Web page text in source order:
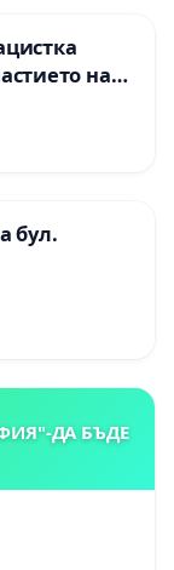
на
бул.
ДА БЪДЕ